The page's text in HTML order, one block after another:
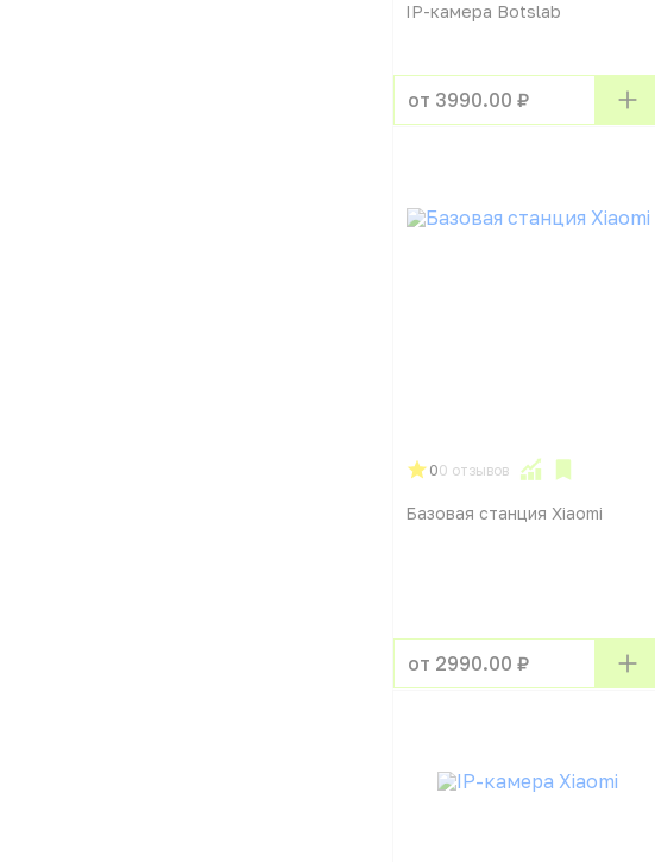
IP-камера Botslab
от 3990.00 ₽
00 отзывов
Базовая станция Xiaomi
от 2990.00 ₽